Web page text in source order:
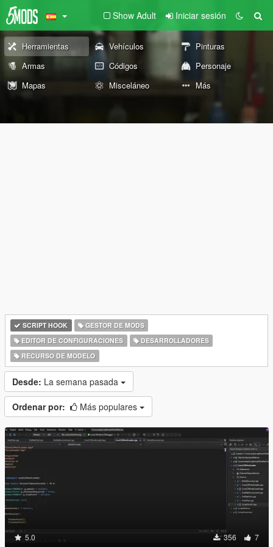
Show Adult Iniciar sesión
Herramientas Vehículos
Pinturas
Armas
Códigos
Personaje
Mapas
Misceláneo Más
SCRIPT HOOK
GESTOR DE MODS
EDITOR DE CONFIGURACIONES
DESARROLLADORES
RECURSO DE MODELO
Desde: La semana pasada
Ordenar por: Más populares
5.0 356 7